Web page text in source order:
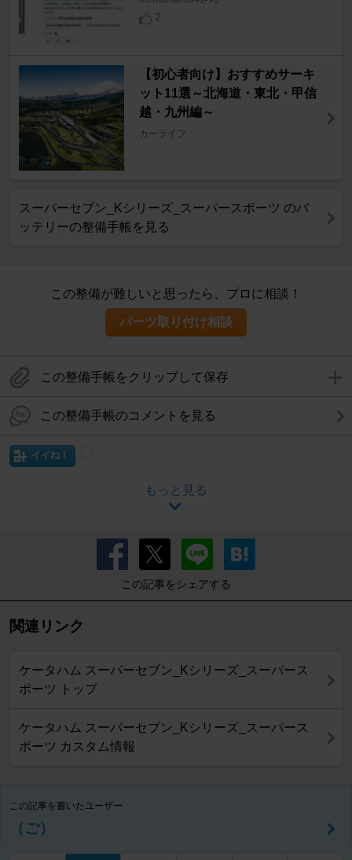
2
【初心者向け】おすすめサーキ
ット11選～北海道・東北・甲信
越・九州編～
カーライフ
スーパーセブン_Kシリーズ_スーパースポーツ のバ
ッテリーの整備手帳を見る
この整備が難しいと思ったら、プロに相談！
パーツ取り付け相談
この整備手帳をクリップして保存
この整備手帳のコメントを見る
イイね！
もっと見る
この記事をシェアする
関連リンク
ケータハム スーパーセブン_Kシリーズ_スーパース
ポーツ トップ
ケータハム スーパーセブン_Kシリーズ_スーパース
ポーツ カスタム情報
この記事を書いたユーザー
（ご）